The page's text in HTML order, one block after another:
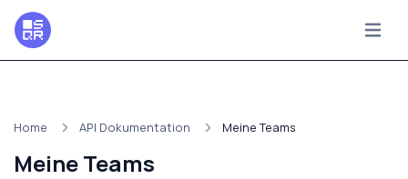
Home API Dokumentation Meine Teams
Meine Teams